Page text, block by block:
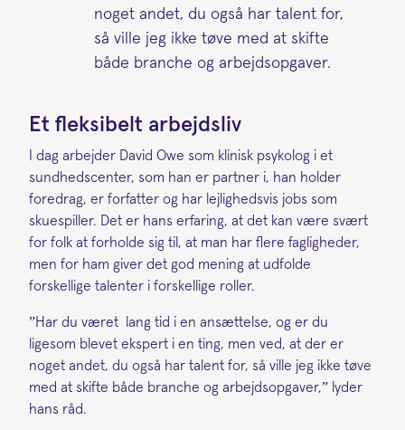
noget andet, du også har talent for,
så ville jeg ikke tøve med at skifte
både branche og arbejdsopgaver.
Et fleksibelt arbejdsliv
I dag arbejder David Owe som klinisk psykolog i et
sundhedscenter, som han er partner i, han holder
foredrag, er forfatter og har lejlighedsvis jobs som
skuespiller. Det er hans erfaring, at det kan være svært
for folk at forholde sig til, at man har flere fagligheder,
men for ham giver det god mening at udfolde
forskellige talenter i forskellige roller.
”Har du været lang tid i en ansættelse, og er du
ligesom blevet ekspert i en ting, men ved, at der er
noget andet, du også har talent for, så ville jeg ikke tøve
med at skifte både branche og arbejdsopgaver,” lyder
hans råd.